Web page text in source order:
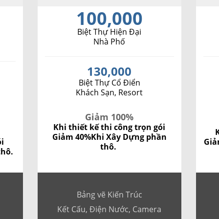
100,000
Biệt Thự Hiện Đại
Nhà Phố
130,000
Biệt Thự Cổ Điển
Khách Sạn, Resort
Giảm 100%
Khi thiết kế thi công trọn gói
Giảm 40%Khi Xây Dựng phần
thô.
Bảng vẽ Kiến Trúc
Kết Cấu, Điện Nước, Camera